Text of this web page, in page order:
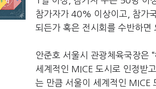
참가자가 40% 이상이고, 참가
되든가 혹은 전시회를 수반하면
안준호 서울시 관광체육국장은
세계적인 MICE 도시로 인정받
는 만큼 서울이 세계적인 MICE